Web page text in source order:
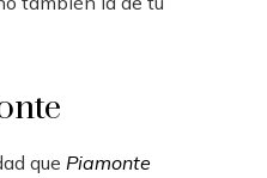
que Piamonte